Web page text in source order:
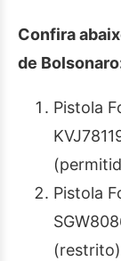
Confira
de
Pistola
Pistola